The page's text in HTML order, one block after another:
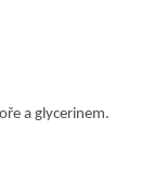
a glycerinem.